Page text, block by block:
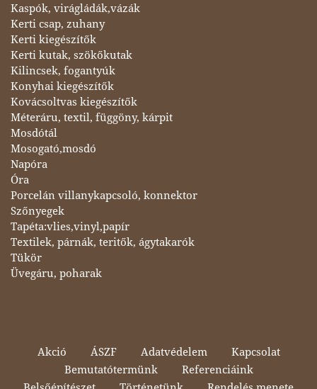
Kaspók, virágládák,vázák
Kerti csap, zuhany
Kerti kiegészítők
Kerti kutak, szökőkutak
Kilincsek, fogantyúk
Konyhai kiegészítők
Kovácsoltvas kiegészítők
Méteráru, textil, függöny, kárpit
Mosdótál
Mosogató,mosdó
Napóra
Óra
Porcelán villanykapcsoló, konnektor
Szőnyegek
Tapéta:vlies,vinyl,papír
Textilek, párnák, teritők, ágytakarók
Tükör
Üvegáru, poharak
Akció ÁSZF Adatvédelem
Kapcsolat
Bemutatótermünk
Referenciáink